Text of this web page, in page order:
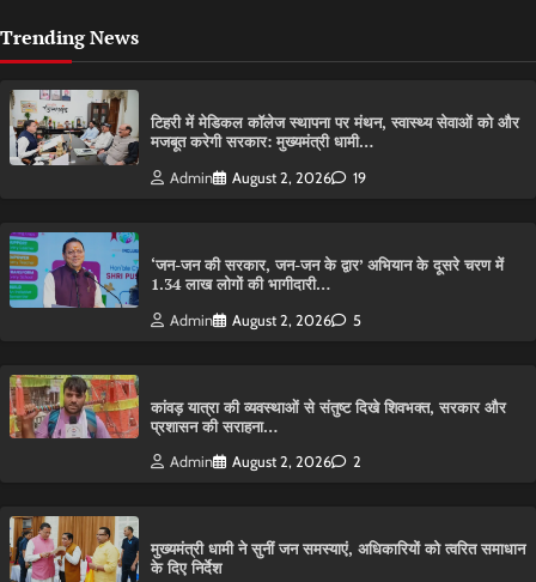
Trending News
टिहरी में मेडिकल कॉलेज स्थापना पर मंथन, स्वास्थ्य सेवाओं को और
मजबूत करेगी सरकार: मुख्यमंत्री धामी…
Admin August 2, 2026 19
‘जन-जन की सरकार, जन-जन के द्वार’ अभियान के दूसरे चरण में
1.34 लाख लोगों की भागीदारी…
Admin August 2, 2026 5
कांवड़ यात्रा की व्यवस्थाओं से संतुष्ट दिखे शिवभक्त, सरकार और
प्रशासन की सराहना…
Admin August 2, 2026 2
मुख्यमंत्री धामी ने सुनीं जन समस्याएं, अधिकारियों को त्वरित समाधान
के दिए निर्देश